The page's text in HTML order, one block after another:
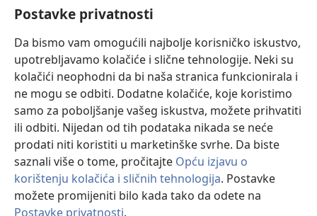
Postavke privatnosti
Da bismo vam omogućili najbolje korisničko iskustvo,
upotrebljavamo kolačiće i slične tehnologije. Neki su
kolačići neophodni da bi naša stranica funkcionirala i
ne mogu se odbiti. Dodatne kolačiće, koje koristimo
samo za poboljšanje vašeg iskustva, možete prihvatiti
ili odbiti. Nijedan od tih podataka nikada se neće
prodati niti koristiti u marketinške svrhe. Da biste
saznali više o tome, pročitajte Opću izjavu o
korištenju kolačića i sličnih tehnologija. Postavke
možete promijeniti bilo kada tako da odete na
Postavke privatnosti.
novi
INTERNETSKA BIBLIOTEKA Watchtower
se
novi
prozor)
JW Hub
(otvara
se
novi
JW Library
Watchtower Library
Copyright© 2026 Watch Tower Bible and Tract Society of Pennsylvania.
UVJETI KORIŠTENJA|